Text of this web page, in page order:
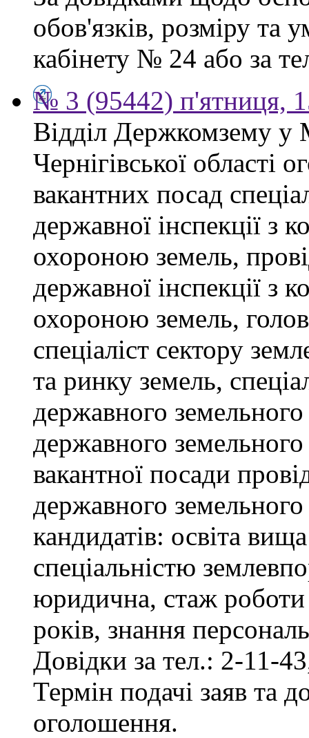
обов'язків, розміру та
кабінету № 24 або за
№ 3 (95442) п'ятниця,
Відділ Держкомзему у
Чернігівської області
вакантних посад
державної інспекції з
охороною земель,
державної інспекції з
охороною земель,
спеціаліст сектору
та ринку земель,
державного земельного
державного
вакантної посади
державного
кандидатів: освіта
спеціальністю
юридична, стаж роботи
років, знання
Довідки за тел.: 2-11-
Термін подачі заяв та
оголошення.